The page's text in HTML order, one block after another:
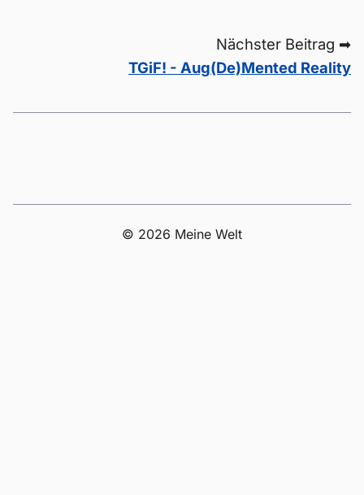
Nächster Beitrag ➡
TGiF! - Aug(De)Mented Reality
© 2026 Meine Welt